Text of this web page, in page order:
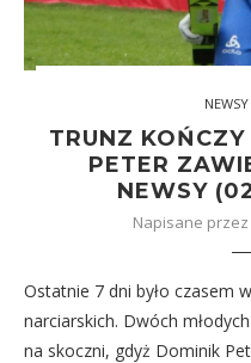
NEWSY
TRUNZ
PETER
NEWSY
Napisane przez
Ostatnie 7 dni było czasem
narciarskich. Dwóch
na skoczni, gdyż Dominik